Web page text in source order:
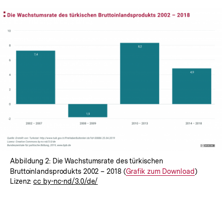
Abbildung 2: Die Wachstumsrate des türkischen
Bruttoinlandsprodukts 2002 – 2018 (Interner
Grafik zum Download)
Lizenz:cc by-nc-nd/3.0/de/